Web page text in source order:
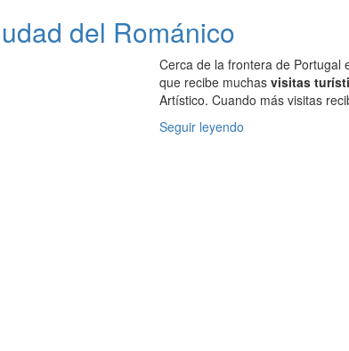
del Románico
Cerca de la frontera de Portugal
que recibe muchas visitas
Artístico. Cuando más visitas
Seguir leyendo